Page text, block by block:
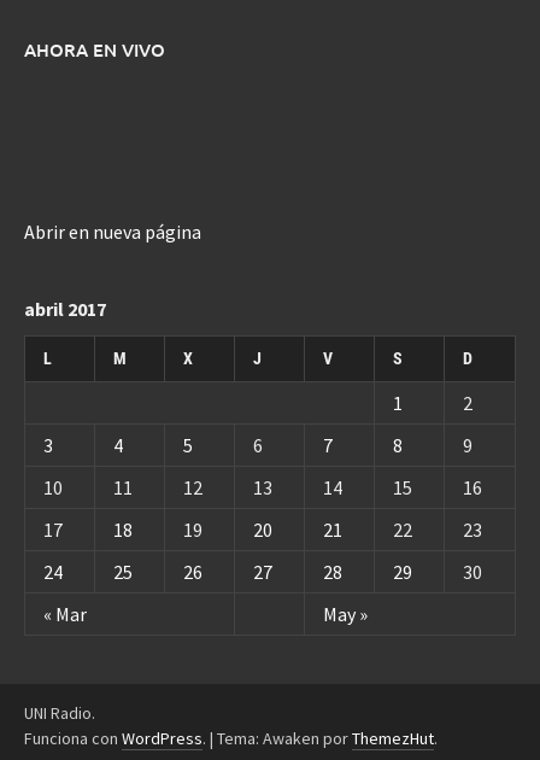
AHORA EN VIVO
Abrir en nueva página
abril 2017
L M X J V S D
« Mar May »
1
2
3
4 5 6 7 8
9
10
11 12 13 14 15
16
17
18 19 20 21 22
23
24
25 26 27 28 29 30
UNI Radio.
Funciona con WordPress. | Tema: Awaken porThemezHut.